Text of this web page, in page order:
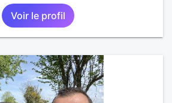
Voir le profil